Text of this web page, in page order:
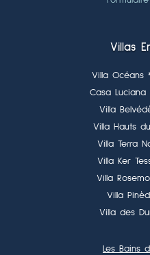
Villas
Villa Océans
Casa Luciana
Villa
Villa Hauts
Villa Terra
Villa Ker
Villa
Villa
Villa des
Les Bains